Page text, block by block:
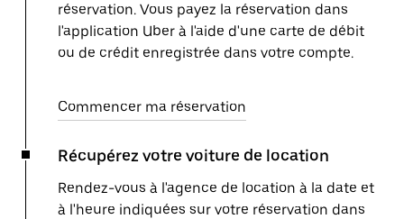
réservation. Vous payez la réservation dans
l'application Uber à l'aide d'une carte de débit
ou de crédit enregistrée dans votre compte.
Commencer ma réservation
Récupérez votre voiture de location
Rendez-vous à l'agence de location à la date et
à l'heure indiquées sur votre réservation dans